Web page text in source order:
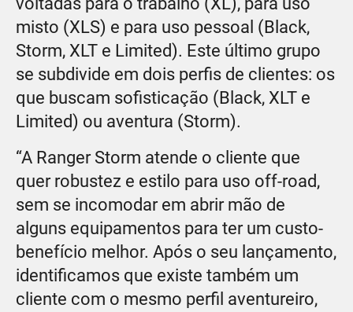
misto (XLS) e para uso pessoal (Black,
Storm, XLT e Limited). Este último grupo
se subdivide em dois perfis de clientes: os
que buscam sofisticação (Black, XLT e
Limited) ou aventura (Storm).
“A Ranger Storm atende o cliente que
quer robustez e estilo para uso off-road,
sem se incomodar em abrir mão de
alguns equipamentos para ter um custo-
benefício melhor. Após o seu lançamento,
identificamos que existe também um
cliente com o mesmo perfil aventureiro,